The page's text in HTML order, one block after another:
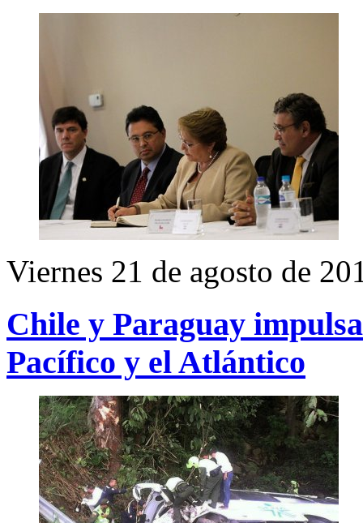
Viernes 21 de agosto de
Chile y Paraguay
Pacífico y el Atlántico